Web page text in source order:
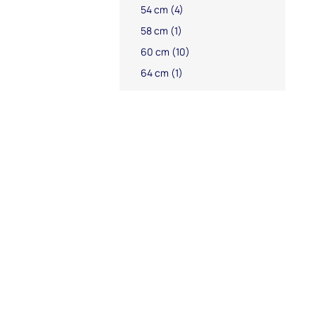
54 cm (4)
58 cm (1)
60 cm (10)
64 cm (1)